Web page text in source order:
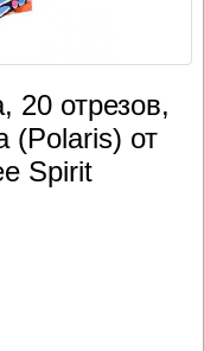
20 отрезов,
(Polaris) от
Spirit